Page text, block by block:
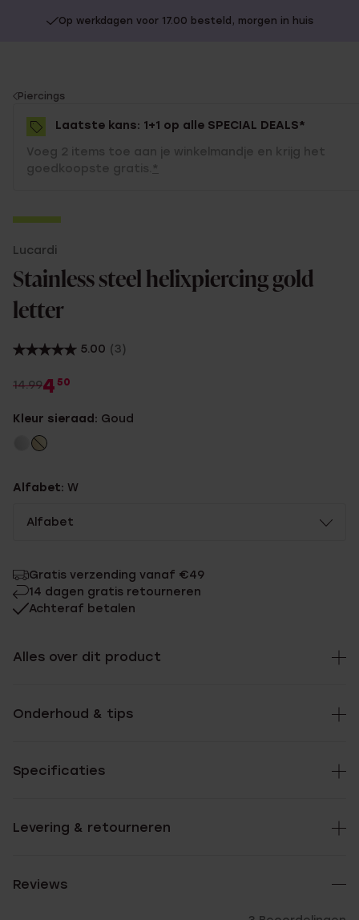
Op werkdagen voor 17.00 besteld, morgen in huis
You
are
here:
Piercings
Laatste kans: 1+1 op alle SPECIAL DEALS*
Voeg 2 items toe aan je winkelmandje en krijg het
goedkoopste gratis. *
1+1 gratis
Lucardi
Stainless steel helixpiercing gold
letter
5.00 (3)
14.994 50
Kleur sieraad: Goud
Alfabet: W
Alfabet
Gratis verzending vanaf €49
14 dagen gratis retourneren
Achteraf betalen
Alles over dit product
Onderhoud & tips
Specificaties
Levering & retourneren
Reviews